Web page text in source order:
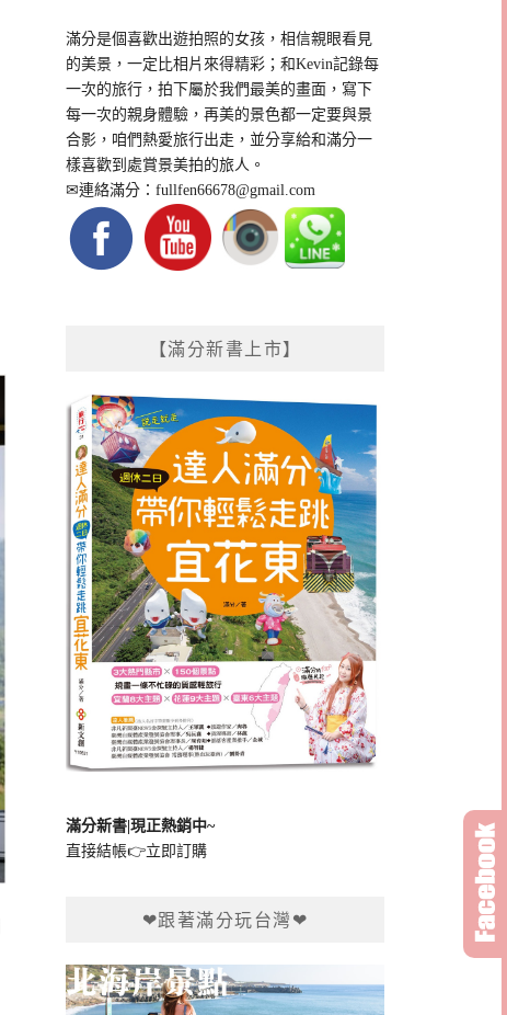
滿分是個喜歡出遊拍照的女孩，相信親眼看見
的美景，一定比相片來得精彩；和Kevin記錄每
一次的旅行，拍下屬於我們最美的畫面，寫下
每一次的親身體驗，再美的景色都一定要與景
合影，咱們熱愛旅行出走，並分享給和滿分一
樣喜歡到處賞景美拍的旅人。
✉連絡滿分：fullfen66678@gmail.com
【滿分新書上市】
滿分新書|現正熱銷中~
直接結帳👉立即訂購
❤跟著滿分玩台灣❤